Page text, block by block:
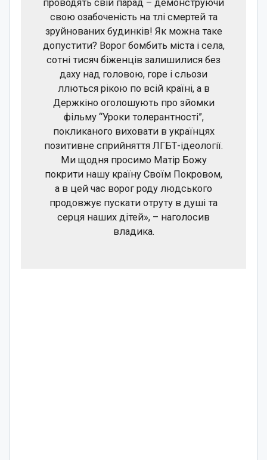
проводять свій парад – демонструючи
свою озабоченість на тлі смертей та
зруйнованих будинків! Як можна таке
допустити? Ворог бомбить міста і села,
сотні тисяч біженців залишилися без
даху над головою, горе і сльози
ллються рікою по всій країні, а в
Держкіно оголошують про зйомки
фільму “Уроки толерантності”,
покликаного виховати в українцях
позитивне сприйняття ЛГБТ-ідеології.
Ми щодня просимо Матір Божу
покрити нашу країну Своїм Покровом,
а в цей час ворог роду людського
продовжує пускати отруту в душі та
серця наших дітей», – наголосив
владика.